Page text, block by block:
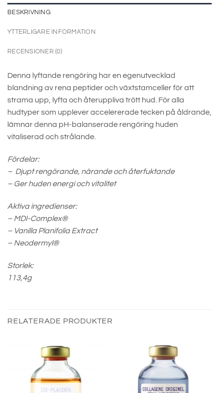
BESKRIVNING
YTTERLIGARE INFORMATION
RECENSIONER (0)
Denna lyftande rengöring har en egenutvecklad
blandning av rena peptider och växtstamceller för att
strama upp, lyfta och återuppliva trött hud. För alla
hudtyper som upplever accelererade tecken på åldrande,
lämnar denna pH-balanserade rengöring huden
vitaliserad och strålande.
Fördelar:
– Djupt rengörande, närande och återfuktande
– Ger huden energi och vitalitet
Aktiva ingredienser:
– MDI-Complex®
– Vanilla Planifolia Extract
– Neodermyl®
Storlek:
113,4g
RELATERADE PRODUKTER